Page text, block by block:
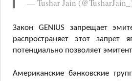
— Tushar Jain
Закон GENIUS запрещает
распространяет этот
потенциально позволяет
Американские банковские